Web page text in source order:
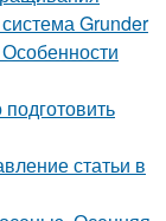
Grunder
статьи в